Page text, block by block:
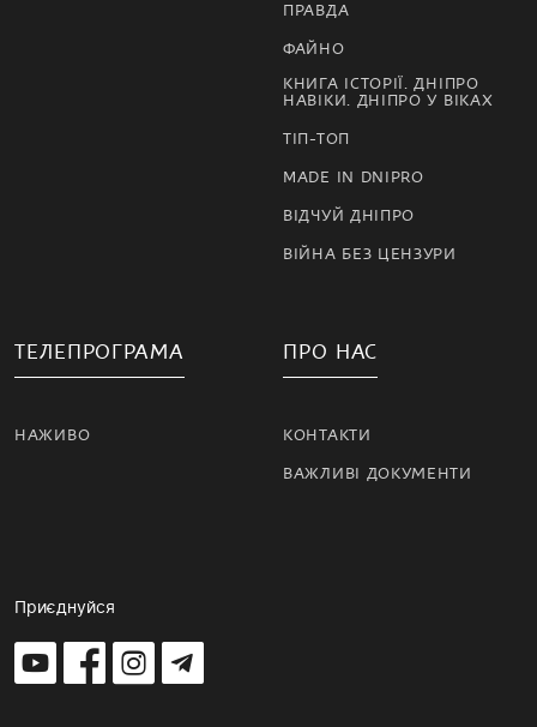
ПРАВДА
ФАЙНО
КНИГА ІСТОРІЇ. ДНІПРО
НАВІКИ. ДНІПРО У ВІКАХ
ТІП-ТОП
MADE IN DNIPRO
ВІДЧУЙ ДНІПРО
ВІЙНА БЕЗ ЦЕНЗУРИ
ТЕЛЕПРОГРАМА
НАЖИВО
ПРО НАС
КОНТАКТИ
ВАЖЛИВІ ДОКУМЕНТИ
Приєднуйся